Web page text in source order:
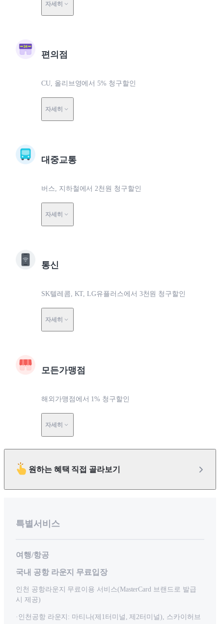
자세히
편의점
CU, 올리브영에서 5% 청구할인
자세히
대중교통
버스, 지하철에서 2천원 청구할인
자세히
통신
SK텔레콤, KT, LG유플러스에서 3천원 청구할인
자세히
모든가맹점
해외가맹점에서 1% 청구할인
자세히
원하는 혜택 직접 골라보기
특별서비스
여행/항공
국내 공항 라운지 무료입장
인천 공항라운지 무료이용 서비스(MasterCard 브랜드로 발급
시 제공)
·인천공항 라운지: 마티나(제1터미널, 제2터미널), 스카이허브